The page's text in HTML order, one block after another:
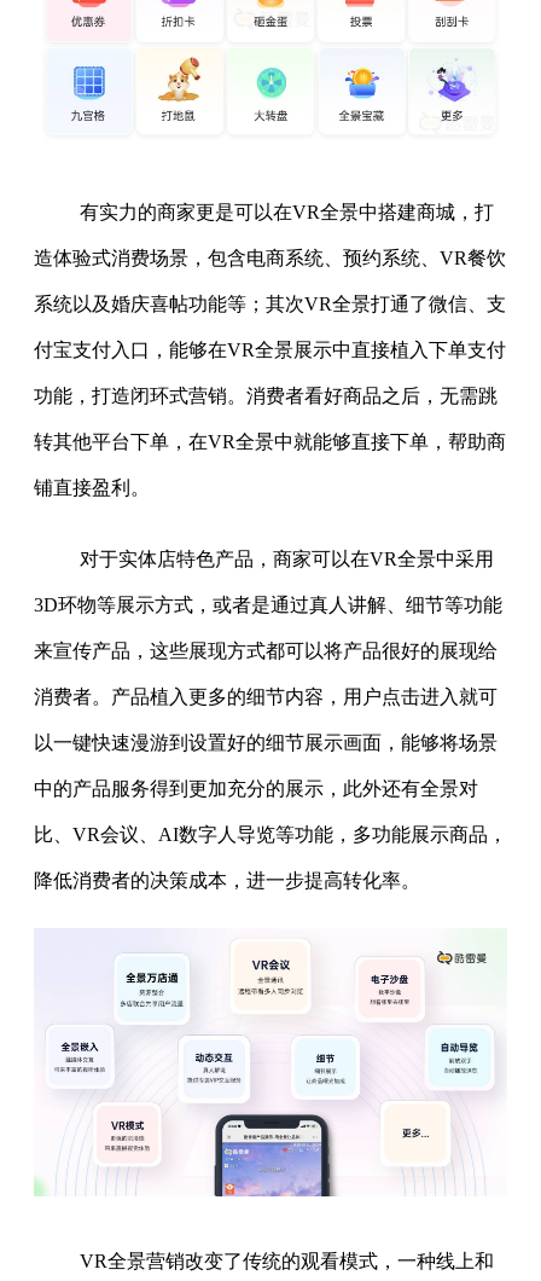
有实力的商家更是可以在VR全景中搭建商城，打
造体验式消费场景，包含电商系统、预约系统、VR餐饮
系统以及婚庆喜帖功能等；其次VR全景打通了微信、支
付宝支付入口，能够在VR全景展示中直接植入下单支付
功能，打造闭环式营销。消费者看好商品之后，无需跳
转其他平台下单，在VR全景中就能够直接下单，帮助商
铺直接盈利。
对于实体店特色产品，商家可以在VR全景中采用
3D环物等展示方式，或者是通过真人讲解、细节等功能
来宣传产品，这些展现方式都可以将产品很好的展现给
消费者。产品植入更多的细节内容，用户点击进入就可
以一键快速漫游到设置好的细节展示画面，能够将场景
中的产品服务得到更加充分的展示，此外还有全景对
比、VR会议、AI数字人导览等功能，多功能展示商品，
降低消费者的决策成本，进一步提高转化率。
VR全景营销改变了传统的观看模式，一种线上和